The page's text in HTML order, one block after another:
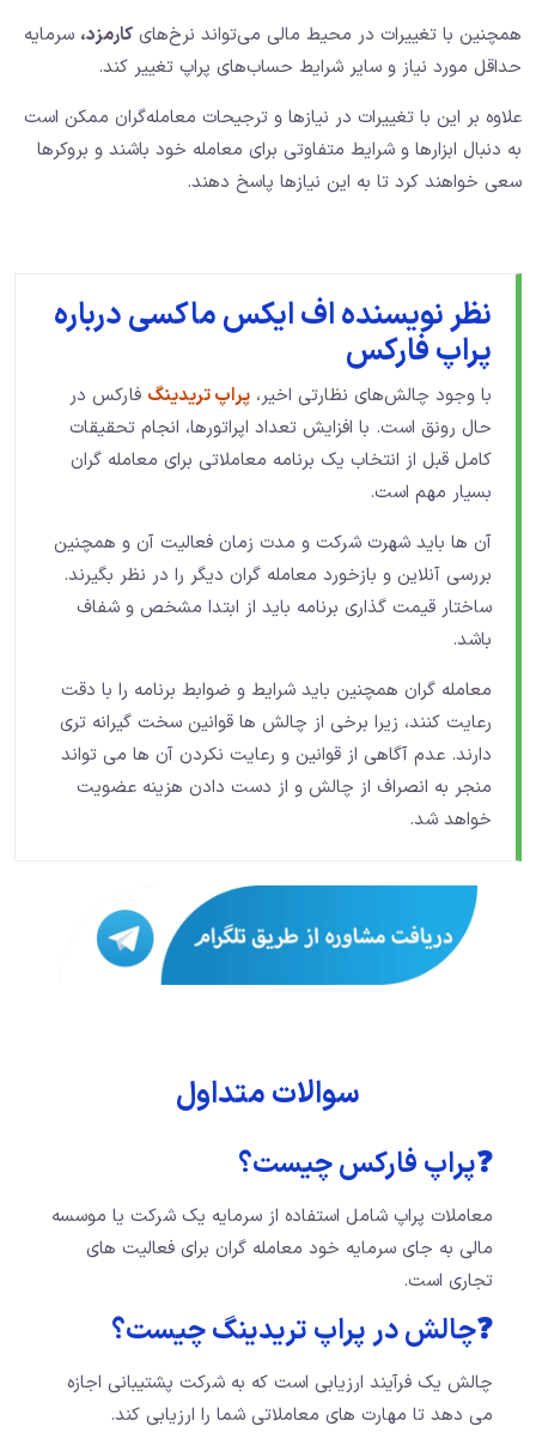
همچنین با تغییرات در محیط مالی می‌تواند نرخ‌های کارمزد، سرمایه
حداقل مورد نیاز و سایر شرایط حساب‌های پراپ تغییر کند.
علاوه بر این با تغییرات در نیازها و ترجیحات معامله‌گران ممکن است
به دنبال ابزارها و شرایط متفاوتی برای معامله خود باشند و بروکرها
سعی خواهند کرد تا به این نیازها پاسخ دهند.
نظر نویسنده اف ایکس ماکسی درباره
پراپ فارکس
با وجود چالش‌های نظارتی اخیر، پراپ تریدینگ فارکس در
حال رونق است. با افزایش تعداد اپراتورها، انجام تحقیقات
کامل قبل از انتخاب یک برنامه معاملاتی برای معامله گران
بسیار مهم است.
آن ها باید شهرت شرکت و مدت زمان فعالیت آن و همچنین
بررسی آنلاین و بازخورد معامله گران دیگر را در نظر بگیرند.
ساختار قیمت گذاری برنامه باید از ابتدا مشخص و شفاف
باشد.
معامله گران همچنین باید شرایط و ضوابط برنامه را با دقت
رعایت کنند، زیرا برخی از چالش ها قوانین سخت گیرانه تری
دارند. عدم آگاهی از قوانین و رعایت نکردن آن ها می تواند
منجر به انصراف از چالش و از دست دادن هزینه عضویت
خواهد شد.
سوالات متداول
❓پراپ فارکس چیست؟
معاملات پراپ شامل استفاده از سرمایه یک شرکت یا موسسه
مالی به جای سرمایه خود معامله گران برای فعالیت های
تجاری است.
❓چالش در پراپ تریدینگ چیست؟
چالش یک فرآیند ارزیابی است که به شرکت پشتیبانی اجازه
می دهد تا مهارت های معاملاتی شما را ارزیابی کند.